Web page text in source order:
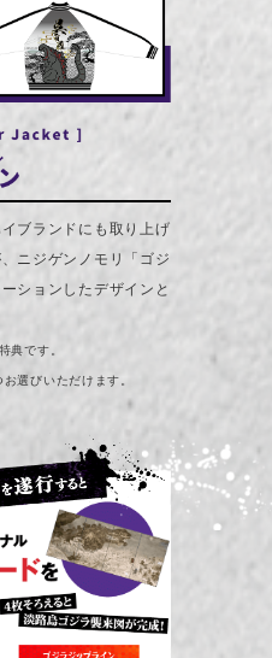
ブランドにも取り上げ
ニジゲンノモリ「ゴジ
ションしたデザインと
典です。
選びいただけます。